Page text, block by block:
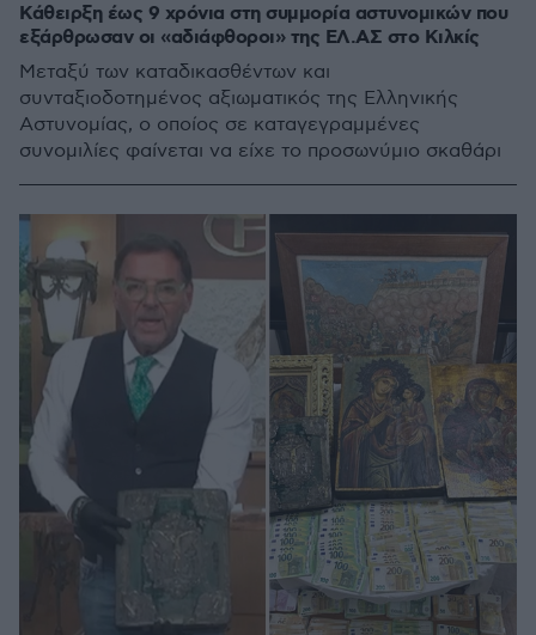
Κάθειρξη έως 9 χρόνια στη συμμορία αστυνομικών που
εξάρθρωσαν οι «αδιάφθοροι» της ΕΛ.ΑΣ στο Κιλκίς
Μεταξύ των καταδικασθέντων και
συνταξιοδοτημένος αξιωματικός της Ελληνικής
Αστυνομίας, ο οποίος σε καταγεγραμμένες
συνομιλίες φαίνεται να είχε το προσωνύμιο σκαθάρι